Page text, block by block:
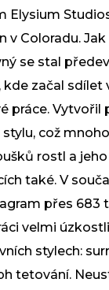
Elysium
v Coloradu.
se stal
, kde začal sdílet
práce. Vytvořil
což
rostl a
také. V
přes 683
velmi
stylech:
tetování.